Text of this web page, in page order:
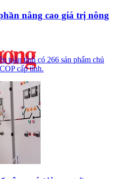
nâng cao giá trị nông
toàn tỉnh có 266 sản phẩm chủ
cấp tỉnh.